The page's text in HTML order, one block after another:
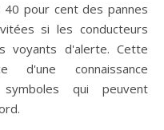
pour cent des pannes
si les conducteurs
voyants d'alerte. Cette
d'une connaissance
qui peuvent